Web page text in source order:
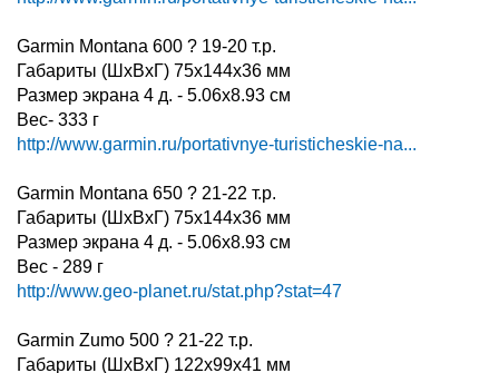
Garmin Montana 600 ? 19-20 т.р.
Габариты (ШхВхГ) 75x144x36 мм
Размер экрана 4 д. - 5.06x8.93 см
Вес- 333 г
http://www.garmin.ru/portativnye-turisticheskie-na...
Garmin Montana 650 ? 21-22 т.р.
Габариты (ШхВхГ) 75x144x36 мм
Размер экрана 4 д. - 5.06x8.93 см
Вес - 289 г
http://www.geo-planet.ru/stat.php?stat=47
Garmin Zumo 500 ? 21-22 т.р.
Габариты (ШхВхГ) 122x99x41 мм